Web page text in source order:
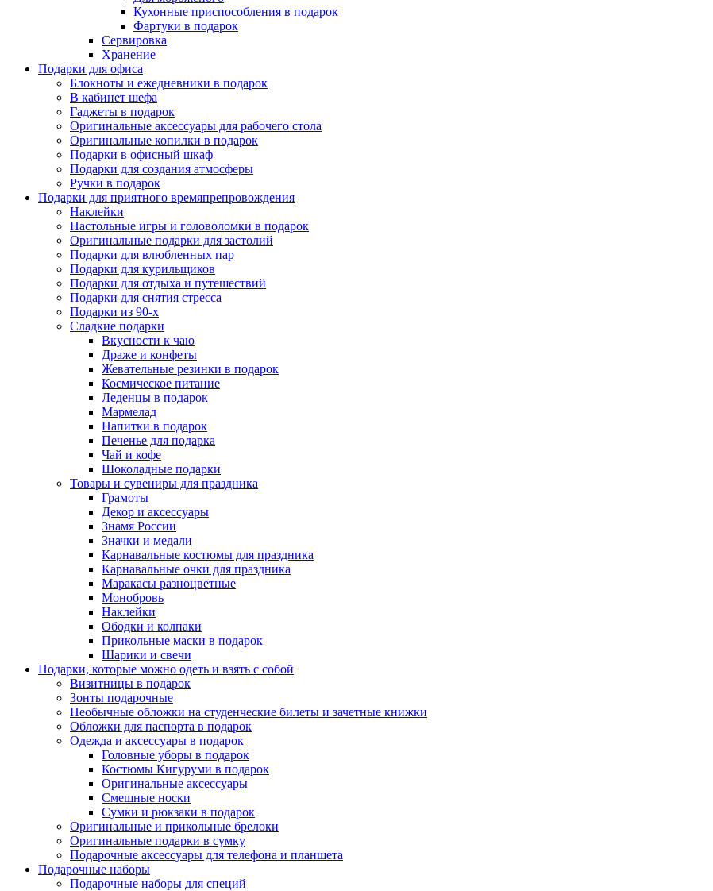
Кухонные приспособления в подарок
Фартуки в подарок
Сервировка
Хранение
Подарки для офиса
Блокноты и ежедневники в подарок
В кабинет шефа
Гаджеты в подарок
Оригинальные аксессуары для рабочего стола
Оригинальные копилки в подарок
Подарки в офисный шкаф
Подарки для создания атмосферы
Ручки в подарок
Подарки для приятного времяпрепровождения
Наклейки
Настольные игры и головоломки в подарок
Оригинальные подарки для застолий
Подарки для влюбленных пар
Подарки для курильщиков
Подарки для отдыха и путешествий
Подарки для снятия стресса
Подарки из 90-х
Сладкие подарки
Вкусности к чаю
Драже и конфеты
Жевательные резинки в подарок
Космическое питание
Леденцы в подарок
Мармелад
Напитки в подарок
Печенье для подарка
Чай и кофе
Шоколадные подарки
Товары и сувениры для праздника
Грамоты
Декор и аксессуары
Знамя России
Значки и медали
Карнавальные костюмы для праздника
Карнавальные очки для праздника
Маракасы разноцветные
Монобровь
Наклейки
Ободки и колпаки
Прикольные маски в подарок
Шарики и свечи
Подарки, которые можно одеть и взять с собой
Визитницы в подарок
Зонты подарочные
Необычные обложки на студенческие билеты и зачетные книжки
Обложки для паспорта в подарок
Одежда и аксессуары в подарок
Головные уборы в подарок
Костюмы Кигуруми в подарок
Оригинальные аксессуары
Смешные носки
Сумки и рюкзаки в подарок
Оригинальные и прикольные брелоки
Оригинальные подарки в сумку
Подарочные аксессуары для телефона и планшета
Подарочные наборы
Подарочные наборы для специй